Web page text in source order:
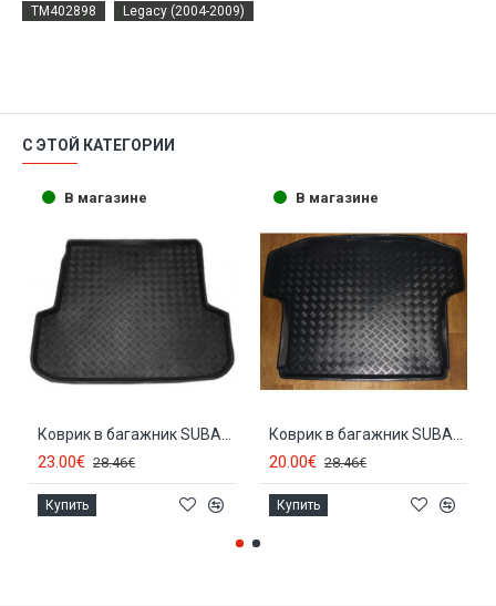
TM402898
Legacy (2004-2009)
С ЭТОЙ КАТЕГОРИИ
В магазине
Коврик в багажник SUBARU LEGACY Combi (2004-2009) 26002 , 103001M
23.00€ 28.46€
Купить
В магазине
Коврик в багажник SUBARU LEGACY Sedan (2006-2010) 26009
20.00€ 28.46€
Купить